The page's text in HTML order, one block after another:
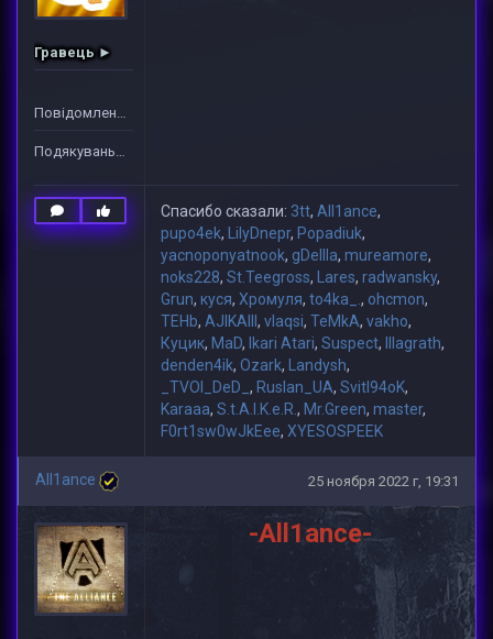
Гравець ►
Повідомлень: 1
Подякувань: 39
Спасибо сказали: 3tt, All1ance,
pupo4ek, LilyDnepr, Popadiuk,
yacnoponyatnook, gDeIIIa, mureamore,
noks228, St.Teegross, Lares, radwansky,
Grun, куся, Хромуля, to4ka_., ohcmon,
TEHb, AJIKAIII , vlaqsi, TeMkA, vakho,
Куцик, MaD, Ikari Atari, Suspect, lllagrath,
denden4ik, Ozark, Landysh,
_TVOI_DeD_ , Ruslan_UA, Svitl94oK,
Karaaa, S.t.A.l.K.e.R., Mr.Green, master,
F0rt1sw0wJkEee, XYESOSPEEK
All1ance 25 ноября 2022 г, 19:31
-All1ance-